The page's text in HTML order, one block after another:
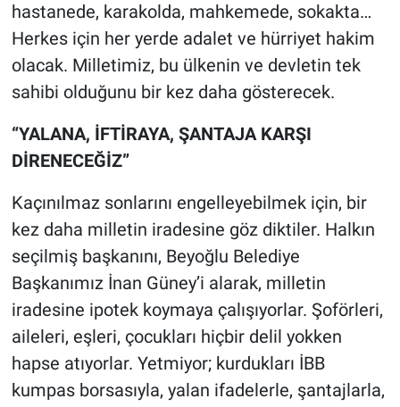
hastanede, karakolda, mahkemede, sokakta…
Herkes için her yerde adalet ve hürriyet hakim
olacak. Milletimiz, bu ülkenin ve devletin tek
sahibi olduğunu bir kez daha gösterecek.
“YALANA, İFTİRAYA, ŞANTAJA KARŞI
DİRENECEĞİZ”
Kaçınılmaz sonlarını engelleyebilmek için, bir
kez daha milletin iradesine göz diktiler. Halkın
seçilmiş başkanını, Beyoğlu Belediye
Başkanımız İnan Güney’i alarak, milletin
iradesine ipotek koymaya çalışıyorlar. Şoförleri,
aileleri, eşleri, çocukları hiçbir delil yokken
hapse atıyorlar. Yetmiyor; kurdukları İBB
kumpas borsasıyla, yalan ifadelerle, şantajlarla,